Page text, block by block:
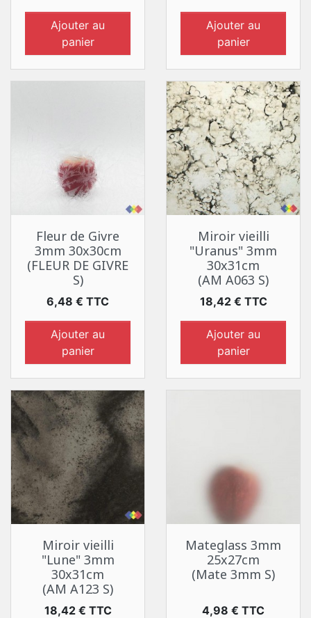
Ajouter au
panier
Ajouter au
panier
Fleur de Givre
3mm 30x30cm
(FLEUR DE GIVRE
S)
Prix
6,48 € TTC
Ajouter au
panier
Miroir vieilli
"Uranus" 3mm
30x31cm
(AM A063 S)
Prix
18,42 € TTC
Ajouter au
panier
Miroir vieilli
"Lune" 3mm
30x31cm
(AM A123 S)
Prix
18,42 € TTC
Mateglass 3mm
25x27cm
(Mate 3mm S)
Prix
4,98 € TTC